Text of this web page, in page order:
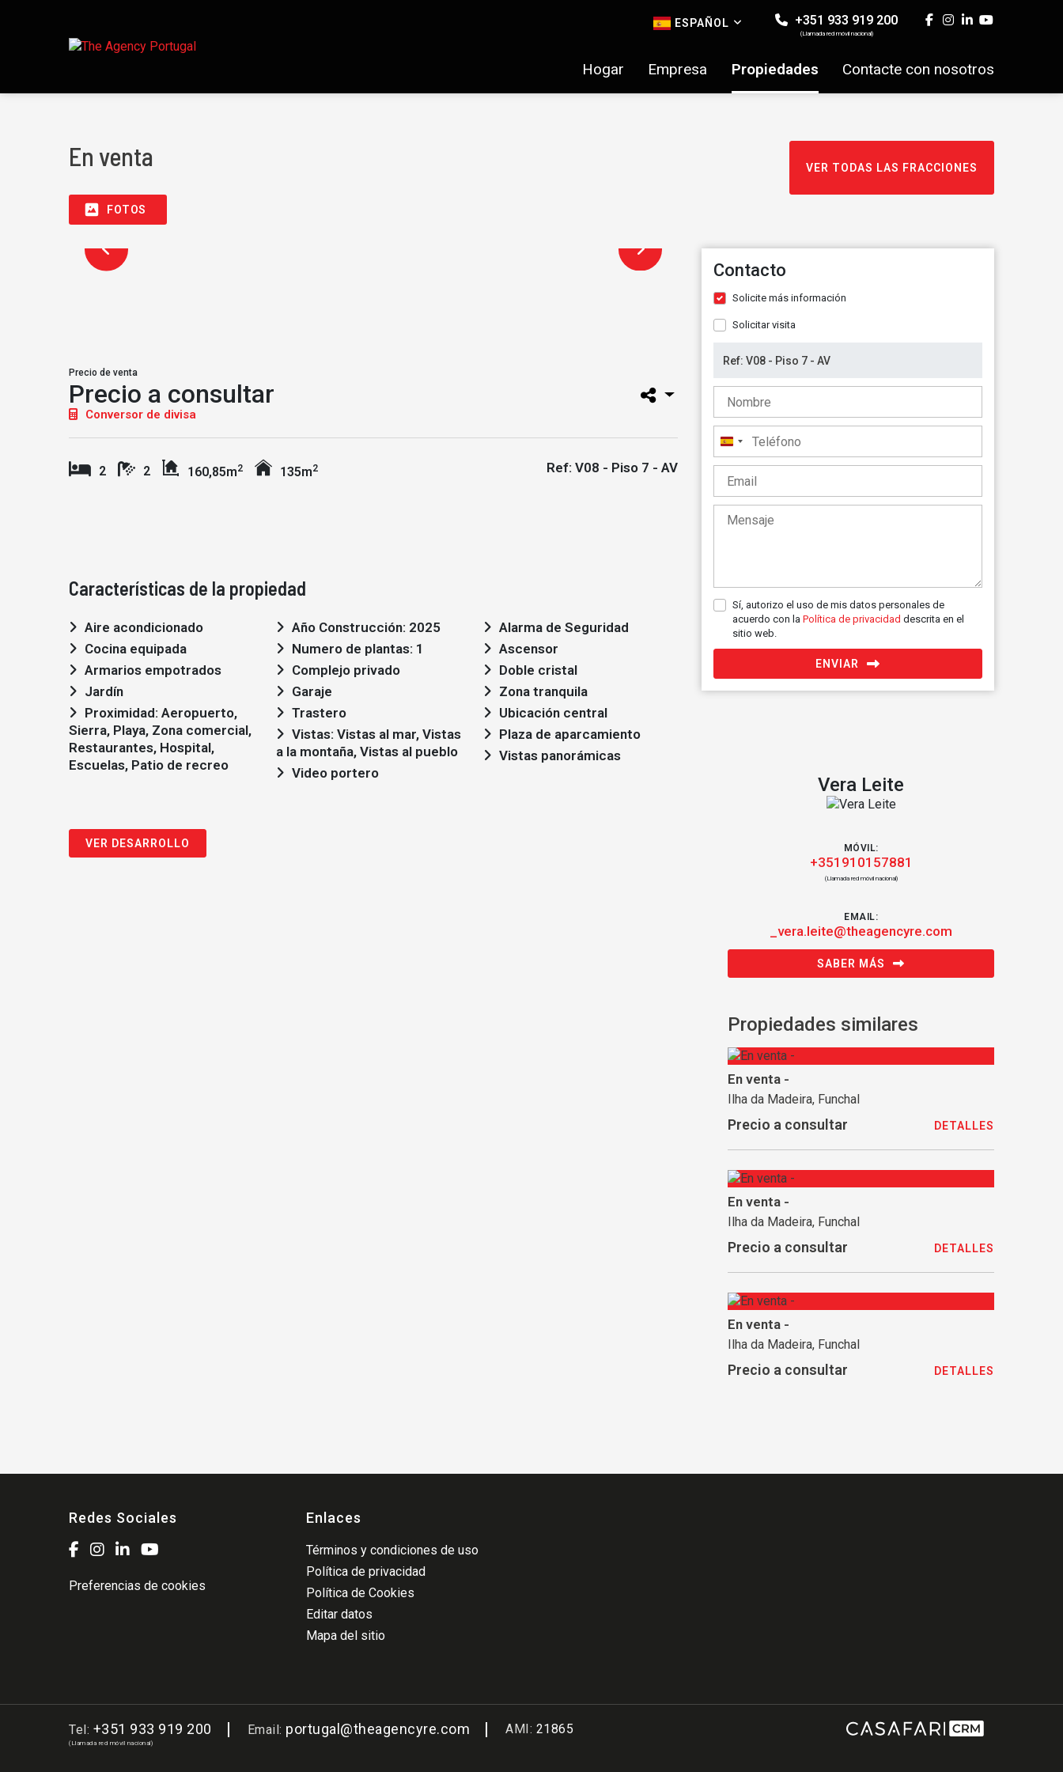
ESPAÑOL +351 933 919 200
(Llamada red móvil nacional)
Hogar Empresa Propiedades Contacte con nosotros
En venta VER TODAS LAS FRACCIONES
FOTOS
Precio de venta
Precio a consultar
Conversor de divisa
2 2 160,85m2 135m2 Ref: V08 - Piso 7 - AV
Características de la propiedad
Aire acondicionado
Cocina equipada
Armarios empotrados
Jardín
Sierra, Playa, Zona comercial,
Restaurantes, Hospital,
Escuelas, Patio de recreo
Año Construcción: 2025
Numero de plantas: 1
Complejo privado
Garaje
Trastero
a la montaña, Vistas al pueblo
Video portero
Alarma de Seguridad
Ascensor
Doble cristal
Zona tranquila
Ubicación central
Plaza de aparcamiento
Vistas panorámicas
VER DESARROLLO
Contacto
Solicite más información
Solicitar visita
España
+34
Sí, autorizo el uso de mis datos personales de
acuerdo con la Política de privacidad descrita en el
sitio web.
ENVIAR
Vera Leite
MÓVIL:
+351910157881
(Llamada red móvil nacional)
EMAIL:
_vera.leite@theagencyre.com
SABER MÁS
Propiedades similares
En venta -
Ilha da Madeira, Funchal
Precio a consultar DETALLES
En venta -
Ilha da Madeira, Funchal
Precio a consultar DETALLES
En venta -
Ilha da Madeira, Funchal
Precio a consultar DETALLES
Redes Sociales
Preferencias de cookies
Enlaces
Términos y condiciones de uso
Política de privacidad
Política de Cookies
Editar datos
Mapa del sitio
Tel: +351 933 919 200
(Llamada red móvil nacional)
Email: portugal@theagencyre.com AMI: 21865